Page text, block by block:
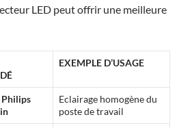
LED peut offrir une meilleure
EXEMPLE D’USAGE
Philips
Eclairage homogène du
poste de travail